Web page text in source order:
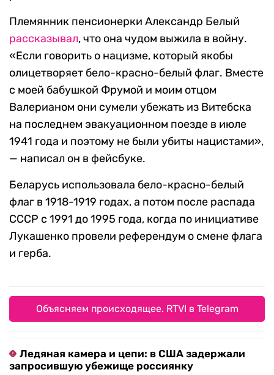
Племянник пенсионерки Александр Белый
рассказывал, что она чудом выжила в войну.
«Если говорить о нацизме, который якобы
олицетворяет бело-красно-белый флаг. Вместе
с моей бабушкой Фрумой и моим отцом
Валерианом они сумели убежать из Витебска
на последнем эвакуационном поезде в июле
1941 года и поэтому не были убиты нацистами»,
— написал он в фейсбуке.
Беларусь использовала бело-красно-белый
флаг в 1918-1919 годах, а потом после распада
СССР с 1991 до 1995 года, когда по инициативе
Лукашенко провели референдум о смене флага
и герба.
Объясняем происходящее. RTVI в Telegram
Ледяная камера и цепи: в США задержали
запросившую убежище россиянку